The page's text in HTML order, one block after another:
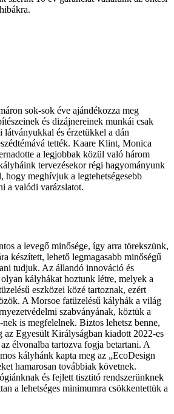
sok-sok éve ajándékozza meg
és dizájnereinek munkái csak
látványukkal és érzetükkel a dán
tették. Kaare Klint, Monica
a legjobbak közül való három
tervezésekor régi hagyományunk
hogy meghívjuk a legtehetségesebb
a valódi varázslatot.
a levegő minősége, így arra törekszünk,
készített, lehető legmagasabb minőségű
tudjuk. Az állandó innováció és
kályhákat hoztunk létre, melyek a
eszközei közé tartoznak, ezért
A Morsoe fatüzelésű kályhák a világ
szabványának, köztük a
is megfelelnek. Biztos lehetsz benne,
az Egyesült Királyságban kiadott 2022-es
élvonalba tartozva fogja betartani. A
kályhánk kapta meg az „EcoDesign
hamarosan továbbiak követnek.
és fejlett tisztitó rendszerünknek
a lehetséges minimumra csökkentettük a